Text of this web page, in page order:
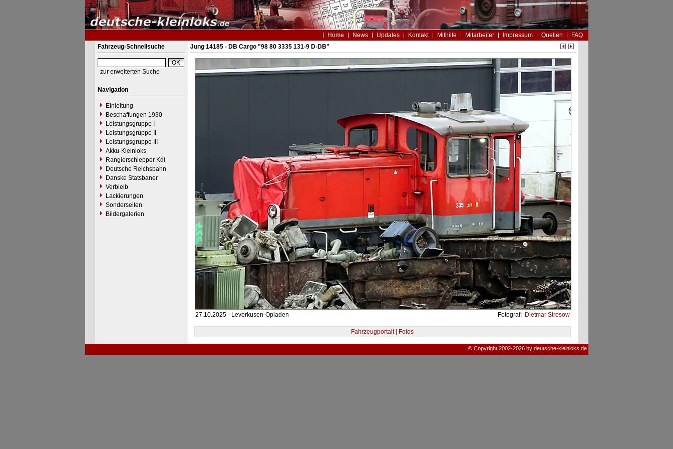
Home News Updates Kontakt Mithilfe Mitarbeiter Impressum Quellen
FAQ
Fahrzeug-Schnellsuche
zur erweiterten Suche
Navigation
Einleitung
Beschaffungen 1930
Leistungsgruppe I
Leistungsgruppe II
Leistungsgruppe III
Akku-Kleinloks
Rangierschlepper Kdl
Deutsche Reichsbahn
Danske Statsbaner
Verbleib
Lackierungen
Sonderseiten
Bildergalerien
Jung 14185 - DB Cargo "98 80 3335 131-9 D-DB"
27.10.2025 - Leverkusen-Opladen Fotograf: Dietmar Stresow
Fahrzeugportait | Fotos
© Copyright 2002-2026 by deutsche-kleinloks.de